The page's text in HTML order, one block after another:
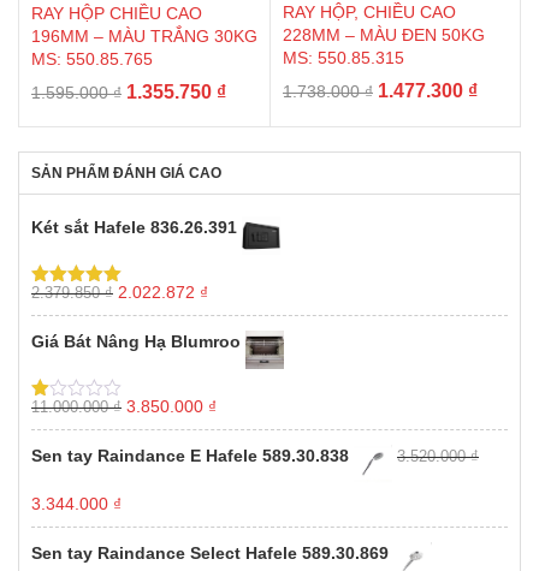
RAY HỘP CHIỀU CAO
196MM – MÀU TRẮNG 30KG
MS: 550.85.765
1.595.000₫ Giá
1.595.000 ₫.
1.355.750 ₫Giá
1.355.750 ₫.
RAY HỘP, CHIỀU CAO
228MM – MÀU ĐEN 50KG
MS: 550.85.315
1.738.000₫ Giá
1.477.300 ₫Giá
SẢN PHẨM ĐÁNH GIÁ CAO
Két sắt Hafele 836.26.391
Được xếp
hạng5.005
sao
2.379.850₫ Giá
gốc
2.379.850 ₫.
2.022.872 ₫
hiện
Giá Bát Nâng Hạ Blumroo
Được
xếp
1.00
sao
11.000.000₫ Giá
gốc
là:
3.850.000 ₫
hiện
tại
Sen tay Raindance E Hafele 589.30.838 3.520.000₫
Giá
gốc
là:
3.520.000 ₫.
3.344.000 ₫
hiện
tại
Sen tay Raindance Select Hafele 589.30.869